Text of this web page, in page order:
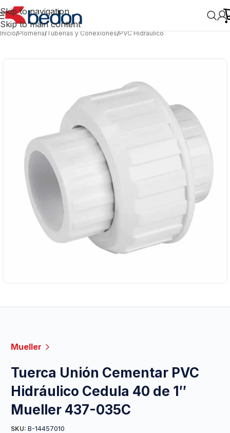
Skip to navigation
Skip to main content
Inicio/Plomería/Tuberías y Conexiones/PVC Hidráulico
Mueller
Tuerca Unión Cementar PVC
Hidráulico Cedula 40 de 1″
Mueller 437-035C
SKU: B-14457010